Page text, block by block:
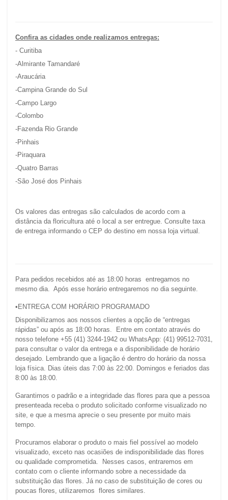
Confira as cidades onde realizamos entregas:
- Curitiba
-Almirante Tamandaré
-Araucária
-Campina Grande do Sul
-Campo Largo
-Colombo
-Fazenda Rio Grande
-Pinhais
-Piraquara
-Quatro Barras
-São José dos Pinhais
Os valores das entregas são calculados de acordo com a
distância da floricultura até o local a ser entregue. Consulte taxa
de entrega informando o CEP do destino em nossa loja virtual.
Para pedidos recebidos até as 18:00 horas  entregamos no
mesmo dia.  Após esse horário entregaremos no dia seguinte.
•ENTREGA COM HORÁRIO PROGRAMADO
Disponibilizamos aos nossos clientes a opção de “entregas
rápidas” ou após as 18:00 horas.  Entre em contato através do
nosso telefone +55 (41) 3244-1942 ou WhatsApp: (41) 99512-7031,
para consultar o valor da entrega e a disponibilidade de horário
desejado. Lembrando que a ligação é dentro do horário da nossa
loja física. Dias úteis das 7:00 às 22:00. Domingos e feriados das
8:00 às 18:00.
Garantimos o padrão e a integridade das flores para que a pessoa
presenteada receba o produto solicitado conforme visualizado no
site, e que a mesma aprecie o seu presente por muito mais
tempo.
Procuramos elaborar o produto o mais fiel possível ao modelo
visualizado, exceto nas ocasiões de indisponibilidade das flores
ou qualidade comprometida.  Nesses casos, entraremos em
contato com o cliente informando sobre a necessidade da
substituição das flores. Já no caso de substituição de cores ou
poucas flores, utilizaremos  flores similares.